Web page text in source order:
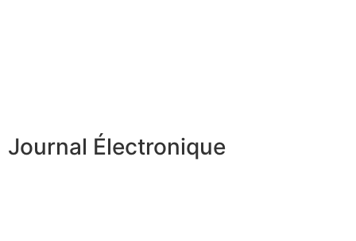
Journal Électronique